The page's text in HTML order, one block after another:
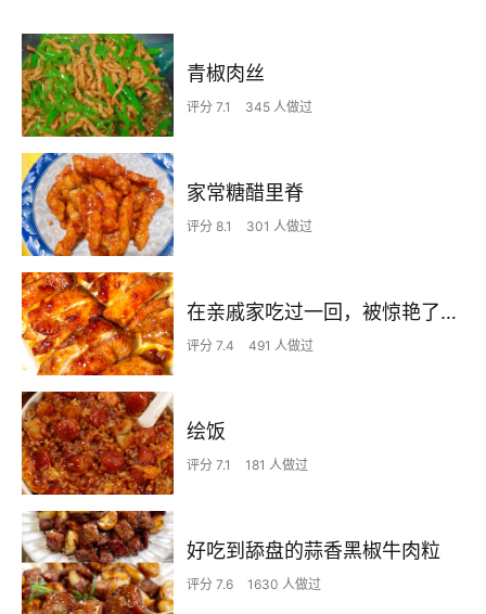
青椒肉丝
评分 7.1 345 人做过
家常糖醋里脊
评分 8.1 301 人做过
在亲戚家吃过一回，被惊艳了…
评分 7.4 491 人做过
绘饭
评分 7.1 181 人做过
好吃到舔盘的蒜香黑椒牛肉粒
评分 7.6 1630 人做过